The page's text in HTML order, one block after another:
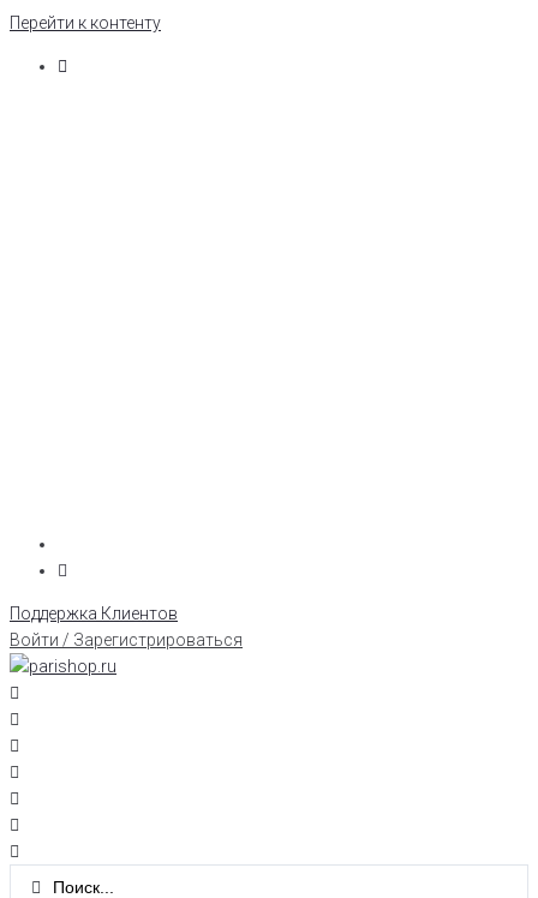
Перейти к контенту
Поддержка Клиентов
Войти / Зарегистрироваться